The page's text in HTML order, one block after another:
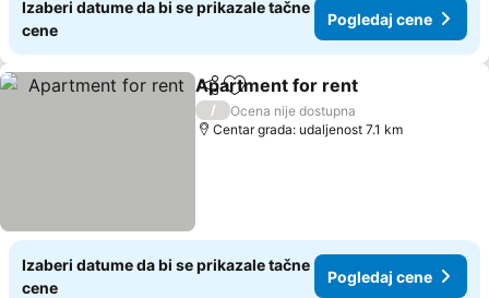
Izaberi datume da bi se prikazale tačne
cene
Pogledaj cene
Deli Dodati u favorite
Apartment for rent
/
Ocena nije dostupna
Centar grada: udaljenost 7.1 km
Izaberi datume da bi se prikazale tačne
cene
Pogledaj cene